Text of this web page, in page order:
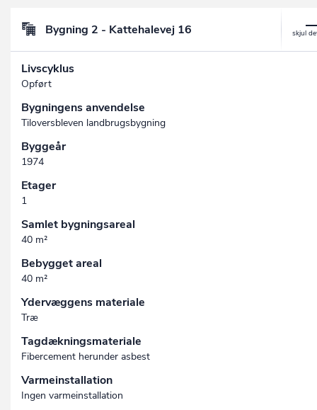
Bygning 2 - Kattehalevej 16
Livscyklus
Opført
Bygningens anvendelse
Tiloversbleven landbrugsbygning
Byggeår
1974
Etager
1
Samlet bygningsareal
40 m²
Bebygget areal
40 m²
Ydervæggens materiale
Træ
Tagdækningsmateriale
Fibercement herunder asbest
Varmeinstallation
Ingen varmeinstallation